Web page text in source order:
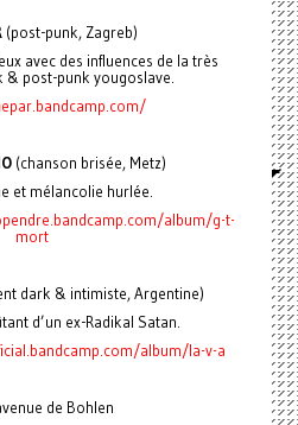
(post-punk, Zagreb)
avec des influences de la très
& post-punk yougoslave.
(chanson brisée, Metz)
et mélancolie hurlée.
album/g-t-
mort
dark & intimiste, Argentine)
d’un ex-Radikal Satan.
album/la-v-a
de Bohlen